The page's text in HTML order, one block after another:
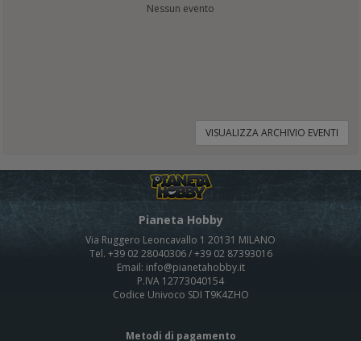
Nessun evento
VISUALIZZA ARCHIVIO EVENTI
Pianeta Hobby
Via Ruggero Leoncavallo 1 20131 MILANO
Tel. +39 02 28040306 / +39 02 87393016
Email: info@pianetahobby.it
P.IVA 12773040154
Codice Univoco SDI T9K4ZHO
Metodi di pagamento